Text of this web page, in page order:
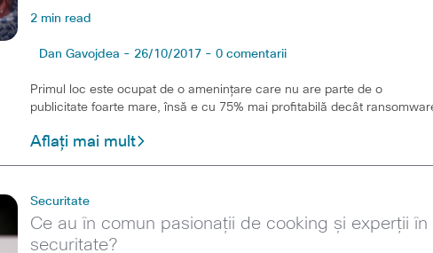
2 min read
Dan Gavojdea - 26/10/2017 - 0 comentarii
Primul loc este ocupat de o amenințare care nu are parte de o
publicitate foarte mare, însă e cu 75% mai profitabilă decât
Aflați mai mult
Securitate
Ce au în comun pasionații de cooking și experții în
securitate?